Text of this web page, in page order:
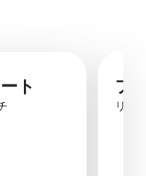
ト フ
リア